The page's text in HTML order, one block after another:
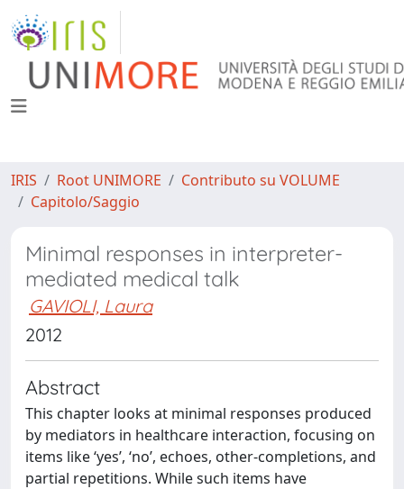
IRIS Root UNIMORE
Contributo su VOLUME
Capitolo/Saggio
Minimal responses in interpreter-
mediated medical talk
GAVIOLI, Laura
2012
Abstract
This chapter looks at minimal responses produced
by mediators in healthcare interaction, focusing on
items like ‘yes’, ‘no’, echoes, other-completions, and
partial repetitions. While such items have